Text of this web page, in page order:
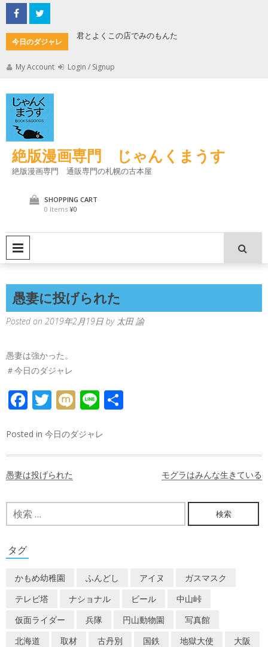
Skip
to
content
今日のダジャレ
君とよくこの店でみのもんた
My Account Login / Signup
絶版漫画専門 じゃんくまうす
絶版漫画専門 通販専門の札幌の古本屋
SHOPPING CART
0 Items ¥0
愚妻に投げられた
Posted on 2019年2月19日 by 太田 諭
愚妻は強かった。
＃今日のダジャレ
FACEBOOK
TWITTER
MIXILINE
Posted in 今日のダジャレ
ナ
ビ
ゲ
ー
シ
ョ
ン
愚妻は投げられた モグラはみんな生きている
検
索:
タグ
かもめ幼稚園 ふんどし アイヌ
ガスマスク
テレビ塔
ナショナル ビール
中山峠
仮面ライダー
兵隊 円山動物園
写真館
北海道
取材 古丹別 国鉄 地獄大使
大阪